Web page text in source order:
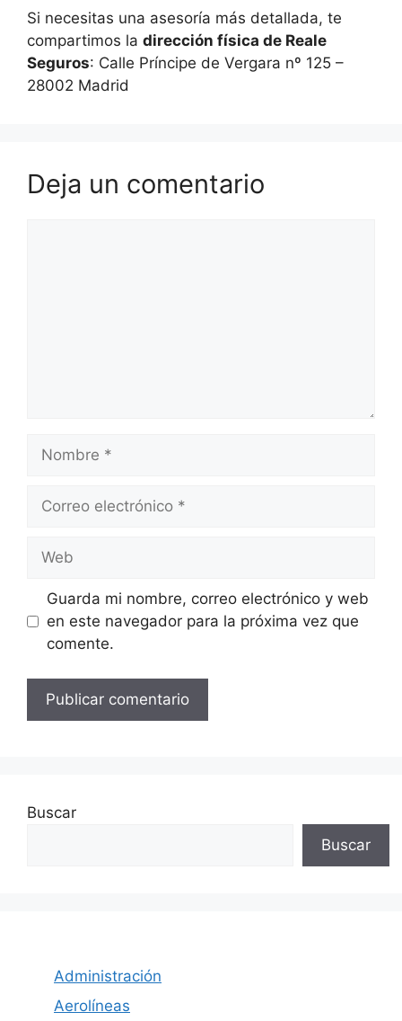
Si necesitas una asesoría más detallada, te
compartimos la dirección física de Reale
Seguros: Calle Príncipe de Vergara nº 125 –
28002 Madrid
Deja un comentario
Nombre
Correo
Web
Guarda mi nombre, correo electrónico y web
en este navegador para la próxima vez que
comente.
Buscar
Buscar
Administración
Aerolíneas